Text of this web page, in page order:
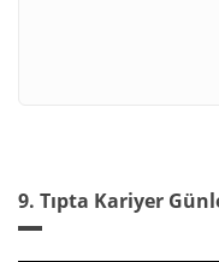
9. Tıpta Kariyer